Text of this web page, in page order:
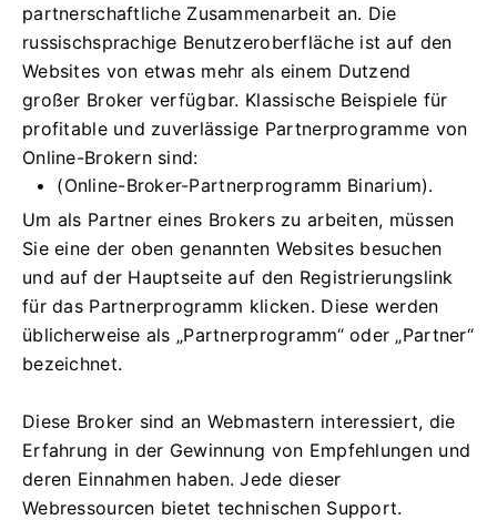
partnerschaftliche Zusammenarbeit an. Die
russischsprachige Benutzeroberfläche ist auf den
Websites von etwas mehr als einem Dutzend
großer Broker verfügbar. Klassische Beispiele für
profitable und zuverlässige Partnerprogramme von
Online-Brokern sind:
(Online-Broker-Partnerprogramm Binarium).
Um als Partner eines Brokers zu arbeiten, müssen
Sie eine der oben genannten Websites besuchen
und auf der Hauptseite auf den Registrierungslink
für das Partnerprogramm klicken. Diese werden
üblicherweise als „Partnerprogramm“ oder „Partner“
bezeichnet.
Diese Broker sind an Webmastern interessiert, die
Erfahrung in der Gewinnung von Empfehlungen und
deren Einnahmen haben. Jede dieser
Webressourcen bietet technischen Support.